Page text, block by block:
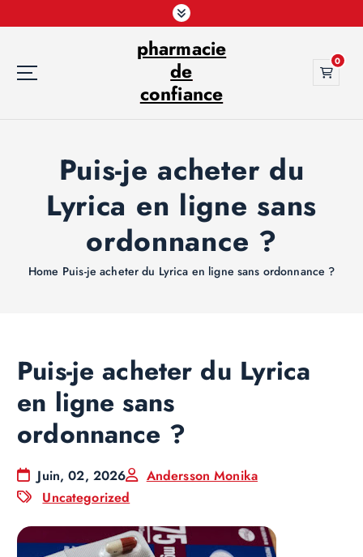
k
pharmacie
de
confiance
0
Puis-je acheter du
Lyrica en ligne sans
ordonnance ?
Home Puis-je acheter du Lyrica en ligne sans ordonnance ?
Puis-je acheter du Lyrica
en ligne sans
ordonnance ?
Juin, 02, 2026
Andersson Monika
Uncategorized